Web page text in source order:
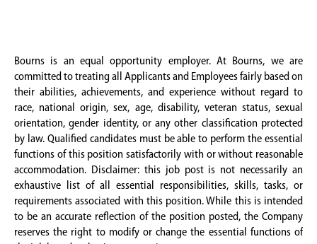
Bourns is an equal opportunity employer. At Bourns, we are
committed to treating all Applicants and Employees fairly based on
their abilities, achievements, and experience without regard to
race, national origin, sex, age, disability, veteran status, sexual
orientation, gender identity, or any other classification protected
by law. Qualified candidates must be able to perform the essential
functions of this position satisfactorily with or without reasonable
accommodation. Disclaimer: this job post is not necessarily an
exhaustive list of all essential responsibilities, skills, tasks, or
requirements associated with this position. While this is intended
to be an accurate reflection of the position posted, the Company
reserves the right to modify or change the essential functions of